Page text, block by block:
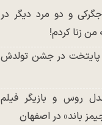
و دو مرد دیگر در
من زنا کردم!
در جشن تولدش
روس و بازیگر فیلم
باند» در اصفهان